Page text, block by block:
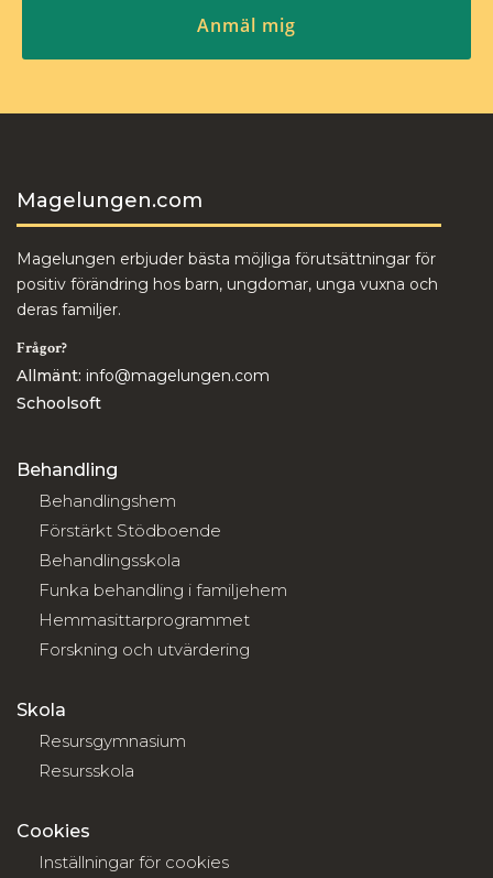
Magelungen.com
Magelungen erbjuder bästa möjliga förutsättningar för
positiv förändring hos barn, ungdomar, unga vuxna och
deras familjer.
Frågor?
Allmänt: info@magelungen.com
Schoolsoft
Behandling
Behandlingshem
Förstärkt Stödboende
Behandlingsskola
Funka behandling i familjehem
Hemmasittarprogrammet
Forskning och utvärdering
Skola
Resursgymnasium
Resursskola
Cookies
Inställningar för cookies